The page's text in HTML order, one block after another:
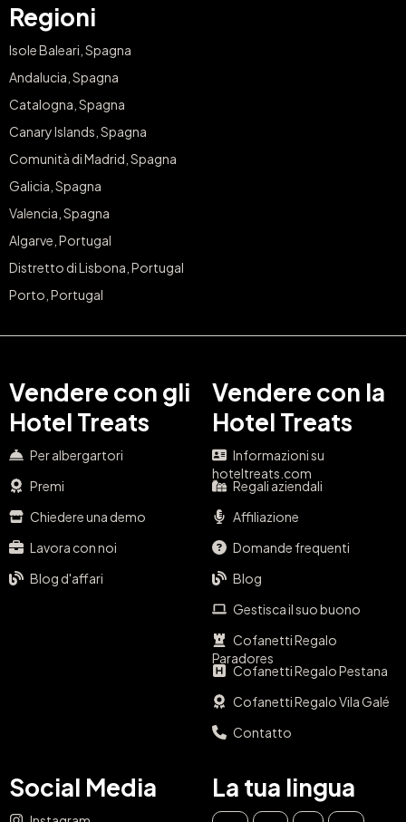
Regioni
Isole Baleari, Spagna
Andalucia, Spagna
Catalogna, Spagna
Canary Islands, Spagna
Comunità di Madrid, Spagna
Galicia, Spagna
Valencia, Spagna
Algarve, Portugal
Distretto di Lisbona, Portugal
Porto, Portugal
Vendere con gli
Hotel Treats
Per albergartori
Premi
Chiedere una demo
Lavora con noi
Blog d'affari
Vendere con la
Hotel Treats
Informazioni su
hoteltreats.com
Regali aziendali
Affiliazione
Domande frequenti
Blog
Gestisca il suo buono
Cofanetti Regalo
Paradores
Cofanetti Regalo Pestana
Cofanetti Regalo Vila Galé
Contatto
Social Media La tua lingua